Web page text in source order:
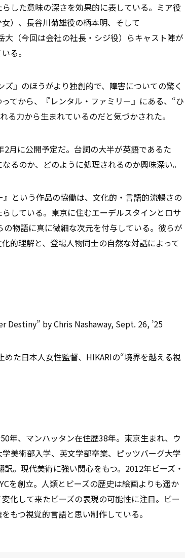
した意味の深さを効果的に表している。ミア役
）、長谷川菊雄役の柄本明、そして
大（今回は会社の社長・シジ役）らキャスト陣が
る。
』のほうがより独創的で、障害についての驚く
てから、『レンタル・ファミリー』にある、“ひ
る力から生まれているのだと気づかされた。
月に公開予定だ。台詞の大半が英語であるた
るのか、どのように処理されるのか興味深い。
という作品の協働は、文化的・言語的流暢さの
している。東京に住むエーデルスタインとロサ
物語に真に微細な次元を付与している。彼らが
的理解と、登場人物同士の自然な対話によって
by Chris Nashaway, Sept. 26, ’25
た日本人女性監督、HIKARIの“境界を越える視
年、マンハッタン在住歴38年。東京生まれ、ウ
美術部入学、英文学部卒業、ピッツバーグ大学
。現代美術に強い関心をもつ。2012年ビーズ・
を創立。人類とビーズの歴史は絵画よりも遥か
化して来たビーズの表現の可能性に注目。ビー
もつ視覚的言語と思い制作している。